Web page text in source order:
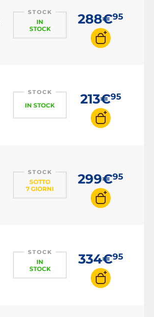
STOCK
IN
STOCK
288€95
STOCK
IN STOCK 213€95
STOCK
SOTTO
7 GIORNI
299€95
STOCK
IN
STOCK
334€95